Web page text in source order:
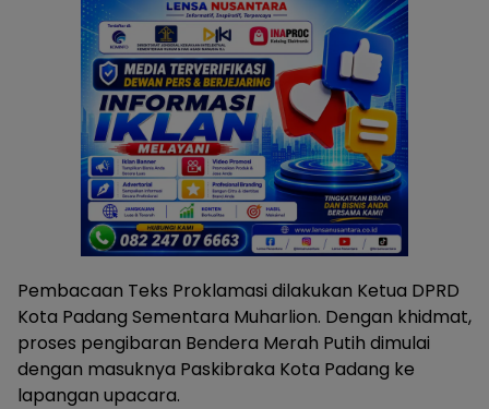
Pembacaan Teks Proklamasi dilakukan Ketua DPRD
Kota Padang Sementara Muharlion. Dengan khidmat,
proses pengibaran Bendera Merah Putih dimulai
dengan masuknya Paskibraka Kota Padang ke
lapangan upacara.